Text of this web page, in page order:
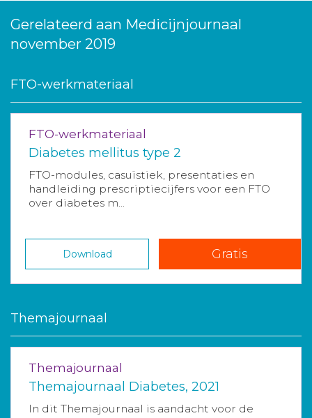
Gerelateerd aan Medicijnjournaal
november 2019
FTO-werkmateriaal
FTO-werkmateriaal
Diabetes mellitus type 2
FTO-modules, casuïstiek, presentaties en
handleiding prescriptiecijfers voor een FTO
over diabetes m...
Download Gratis
Themajournaal
Themajournaal
Themajournaal Diabetes, 2021
In dit Themajournaal is aandacht voor de